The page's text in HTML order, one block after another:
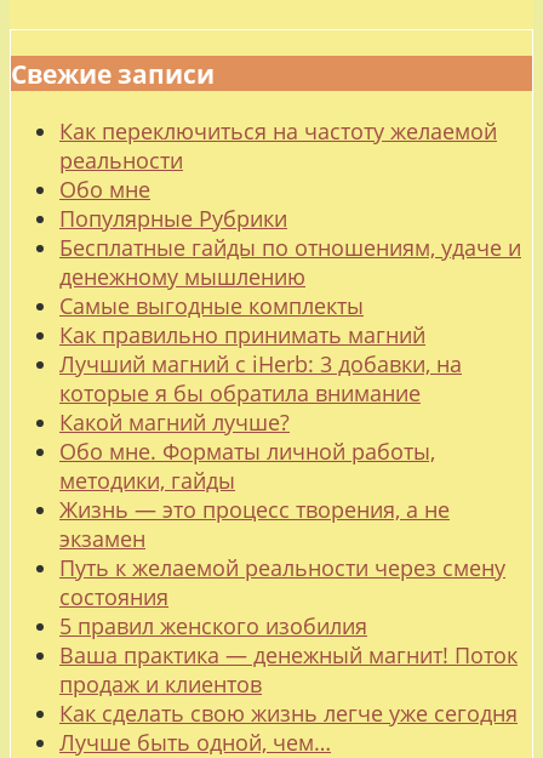
Свежие записи
Как переключиться на частоту желаемой
реальности
Обо мне
Популярные Рубрики
Бесплатные гайды по отношениям, удаче и
денежному мышлению
Самые выгодные комплекты
Как правильно принимать магний
Лучший магний с iHerb: 3 добавки, на
которые я бы обратила внимание
Какой магний лучше?
Обо мне. Форматы личной работы,
методики, гайды
Жизнь — это процесс творения, а не
экзамен
Путь к желаемой реальности через смену
состояния
5 правил женского изобилия
Ваша практика — денежный магнит! Поток
продаж и клиентов
Как сделать свою жизнь легче уже сегодня
Лучше быть одной, чем…